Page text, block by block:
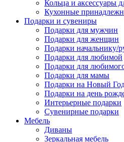
Кольца и аксессуары
Кухонные
Подарки и сувениры
Подарки для мужчин
Подарки для женщин
Подарки начальнику/
Подарки для любимой
Подарки для
Подарки для мамы
Подарки на Новый
Подарки на день
Интерьерные подарки
Сувенирные подарки
Мебель
Диваны
Зеркальная мебель